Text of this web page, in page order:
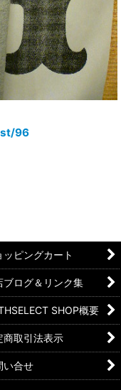
96
ッピングカート
ブログ＆リンク集
SHOP概要
商取引法表示
い合せ